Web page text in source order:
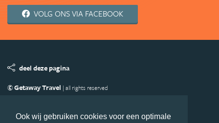
Ook wij gebruiken cookies voor een optimale
VOLG ONS VIA FACEBOOK
deel deze pagina
© Getaway Travel | all rights reserved
Copyright
Privacy statement Disclaimer Cookies